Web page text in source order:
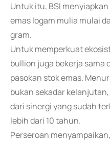
Untuk itu, BSI
emas logam mulia mulai
gram.
Untuk memperkuat
bullion juga bekerja sama
pasokan stok emas.
bukan sekadar
dari sinergi yang sudah
lebih dari 10 tahun.
Perseroan